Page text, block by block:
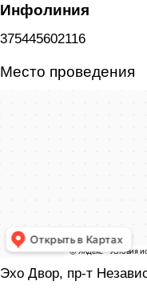
Инфолиния
375445602116
Место проведения
Эхо Двор, пр-т